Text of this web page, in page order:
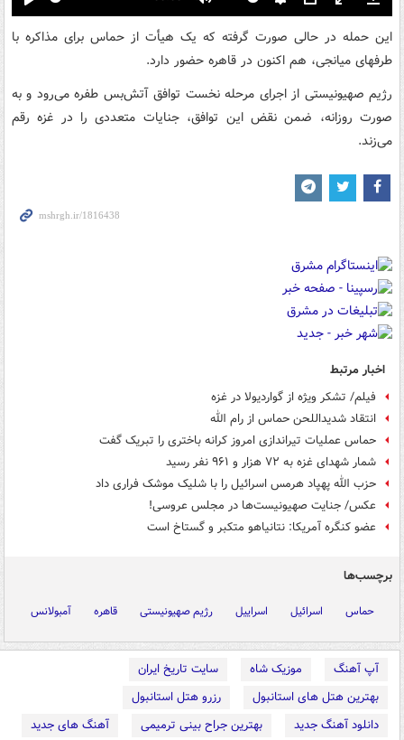
Play Mute Settings
PIP Enter
fullscreen
این حمله در حالی صورت گرفته که یک هیأت از حماس برای مذاکره با
طرفهای میانجی، هم اکنون در قاهره حضور دارد.
رژیم صهیونیستی از اجرای مرحله نخست توافق آتش‌بس طفره می‌رود و به
صورت روزانه، ضمن نقض این توافق، جنایات متعددی را در غزه رقم
می‌زند.
اخبار مرتبط
فیلم/ تشکر ویژه از گواردیولا در غزه
انتقاد شدیداللحن حماس از رام الله
حماس عملیات تیراندازی امروز کرانه باختری را تبریک گفت
شمار شهدای غزه به ۷۲ هزار و ۹۶۱ نفر رسید
حزب الله پهپاد هرمس اسرائیل را با شلیک موشک فراری داد
عکس/ جنایت صهیونیست‌ها در مجلس عروسی!
عضو کنگره آمریکا: نتانیاهو متکبر و گستاخ است
برچسب‌ها
حماس اسرائیل اسراییل رژیم صهیونیستی قاهره آمبولانس
آپ آهنگ موزیک شاه
سایت تاریخ ایران
بهترین هتل های استانبول
رزرو هتل استانبول
دانلود آهنگ جدید
بهترین جراح بینی ترمیمی
آهنگ های جدید